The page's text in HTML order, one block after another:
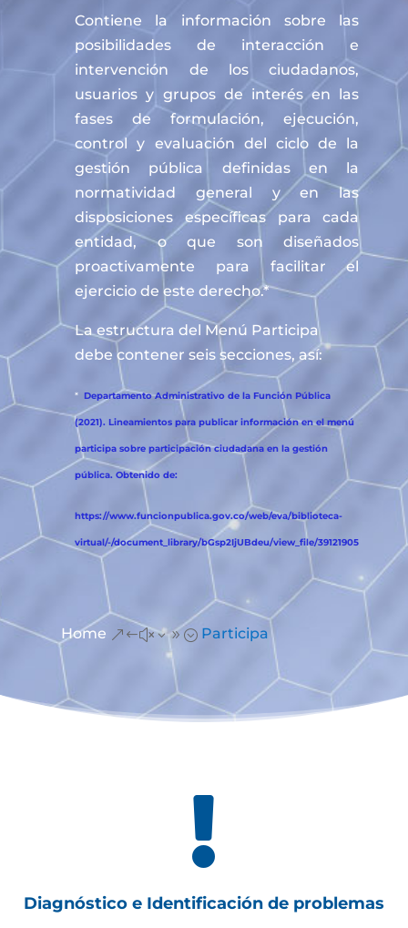
Contiene la información sobre las
posibilidades de interacción e
intervención de los ciudadanos,
usuarios y grupos de interés en las
fases de formulación, ejecución,
control y evaluación del ciclo de la
gestión pública definidas en la
normatividad general y en las
disposiciones específicas para cada
entidad, o que son diseñados
proactivamente para facilitar el
ejercicio de este derecho.*
La estructura del Menú Participa
debe contener seis secciones, así:
* Departamento Administrativo de la Función Pública
(2021). Lineamientos para publicar información en el menú
participa sobre participación ciudadana en la gestión
pública. Obtenido de:
https://www.funcionpublica.gov.co/web/eva/biblioteca-
virtual/-/document_library/bGsp2IjUBdeu/view_file/39121905
Home &#x39; Participa

Diagnóstico e Identificación de problemas